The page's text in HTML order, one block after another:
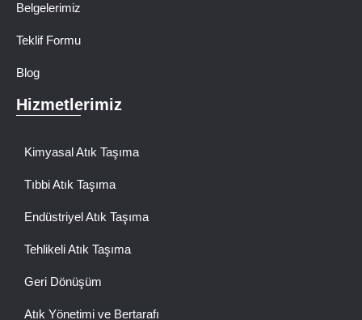
Belgelerimiz
Teklif Formu
Blog
Hizmetlerimiz
Kimyasal Atık Taşıma
Tıbbi Atık Taşıma
Endüstriyel Atık Taşıma
Tehlikeli Atık Taşıma
Geri Dönüşüm
Atık Yönetimi ve Bertarafı